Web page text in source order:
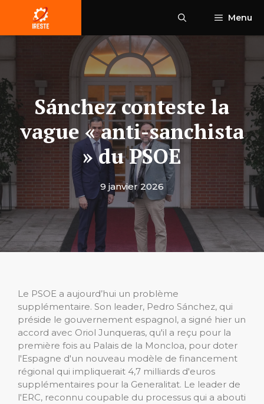
contenu
Menu
Sánchez conteste la
vague « anti-sanchista
» du PSOE
9 janvier 2026
Le PSOE a aujourd’hui un problème
supplémentaire. Son leader, Pedro Sánchez, qui
préside le gouvernement espagnol, a signé hier un
accord avec Oriol Junqueras, qu'il a reçu pour la
première fois au Palais de la Moncloa, pour doter
l'Espagne d'un nouveau modèle de financement
régional qui impliquerait 4,7 milliards d'euros
supplémentaires pour la Generalitat. Le leader de
l'ERC, reconnu coupable du processus qui a abouti